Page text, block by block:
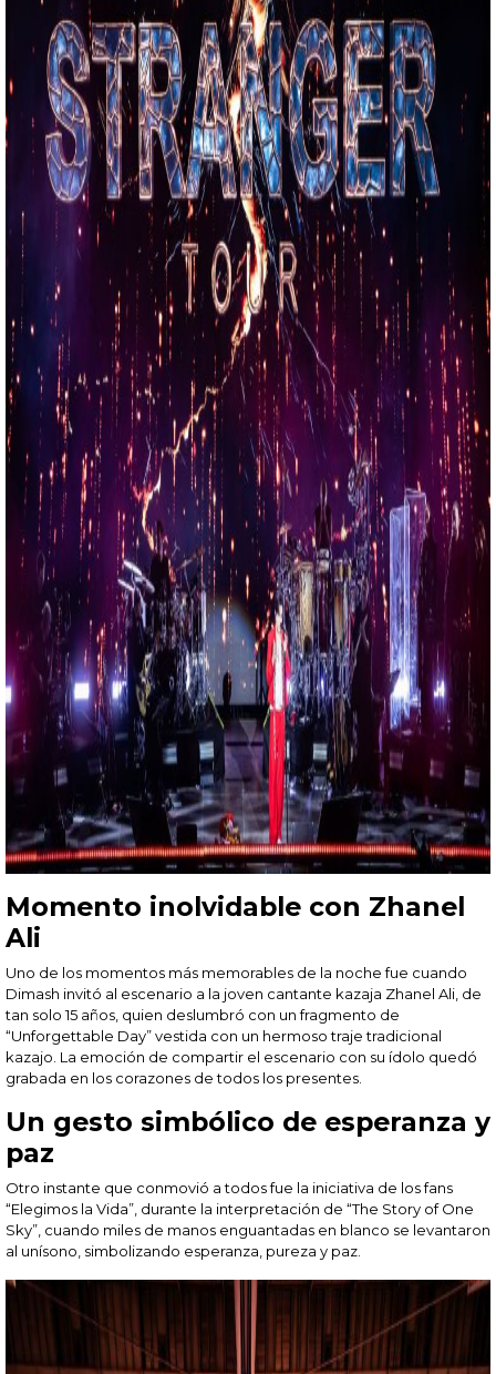
Momento inolvidable con Zhanel
Ali
Uno de los momentos más memorables de la noche fue cuando
Dimash invitó al escenario a la joven cantante kazaja Zhanel Ali, de
tan solo 15 años, quien deslumbró con un fragmento de
“Unforgettable Day” vestida con un hermoso traje tradicional
kazajo. La emoción de compartir el escenario con su ídolo quedó
grabada en los corazones de todos los presentes.
Un gesto simbólico de esperanza y
paz
Otro instante que conmovió a todos fue la iniciativa de los fans
“Elegimos la Vida”, durante la interpretación de “The Story of One
Sky”, cuando miles de manos enguantadas en blanco se levantaron
al unísono, simbolizando esperanza, pureza y paz.